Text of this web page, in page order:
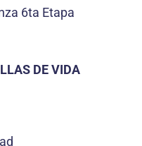
6ta Etapa
DE VIDA